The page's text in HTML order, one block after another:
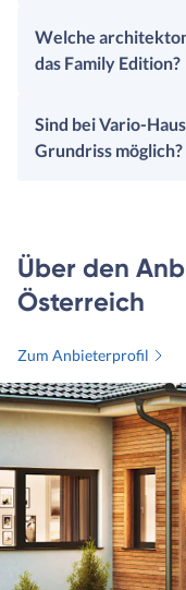
Welche
das Family Edition?
Sind bei Vario-
Grundriss möglich?
Über den
Österreich
Zum Anbieterprofil